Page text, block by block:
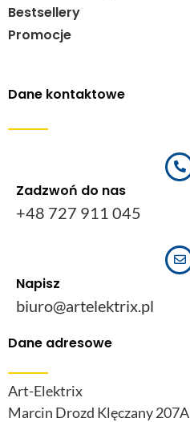
Bestsellery
Promocje
Dane kontaktowe
Zadzwoń do nas
+48 727 911 045
Napisz
biuro@artelektrix.pl
Dane adresowe
Art-Elektrix
Marcin Drozd Klęczany 207A